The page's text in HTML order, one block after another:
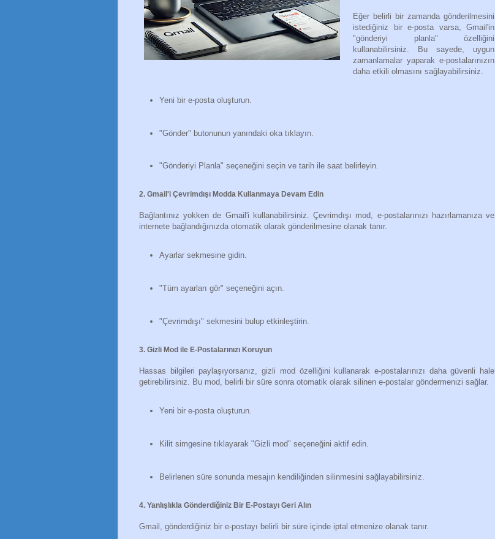
Eğer belirli bir zamanda gönderilmesini
istediğiniz bir e-posta varsa, Gmail'in
"gönderiyi planla" özelliğini
kullanabilirsiniz. Bu sayede, uygun
zamanlamalar yaparak e-postalarınızın
daha etkili olmasını sağlayabilirsiniz.
Yeni bir e-posta oluşturun.
"Gönder" butonunun yanındaki oka tıklayın.
"Gönderiyi Planla" seçeneğini seçin ve tarih ile saat belirleyin.
2. Gmail'i Çevrimdışı Modda Kullanmaya Devam Edin
Bağlantınız yokken de Gmail'i kullanabilirsiniz. Çevrimdışı mod, e-postalarınızı hazırlamanıza ve
internete bağlandığınızda otomatik olarak gönderilmesine olanak tanır.
Ayarlar sekmesine gidin.
"Tüm ayarları gör" seçeneğini açın.
"Çevrimdışı" sekmesini bulup etkinleştirin.
3. Gizli Mod ile E-Postalarınızı Koruyun
Hassas bilgileri paylaşıyorsanız, gizli mod özelliğini kullanarak e-postalarınızı daha güvenli hale
getirebilirsiniz. Bu mod, belirli bir süre sonra otomatik olarak silinen e-postalar göndermenizi sağlar.
Yeni bir e-posta oluşturun.
Kilit simgesine tıklayarak "Gizli mod" seçeneğini aktif edin.
Belirlenen süre sonunda mesajın kendiliğinden silinmesini sağlayabilirsiniz.
4. Yanlışlıkla Gönderdiğiniz Bir E-Postayı Geri Alın
Gmail, gönderdiğiniz bir e-postayı belirli bir süre içinde iptal etmenize olanak tanır.